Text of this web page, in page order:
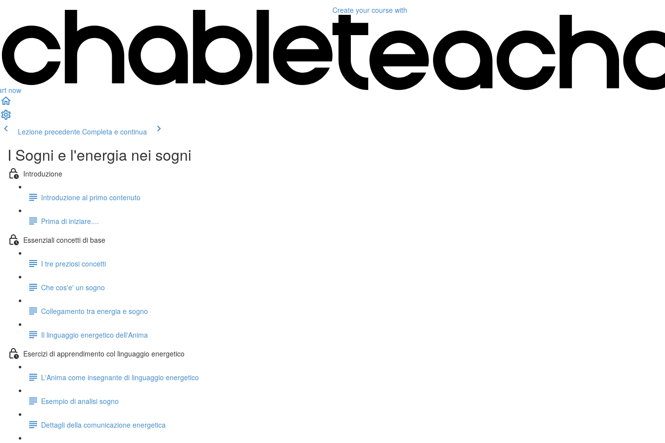
now
Create your course with
Lezione precedente Completa e continua
I Sogni e l'energia nei sogni
Introduzione
Introduzione al primo contenuto
Prima di iniziare....
Essenziali concetti di base
I tre preziosi concetti
Che cos'e' un sogno
Collegamento tra energia e sogno
Il linguaggio energetico dell'Anima
Esercizi di apprendimento col linguaggio energetico
L'Anima come insegnante di linguaggio energetico
Esempio di analisi sogno
Dettagli della comunicazione energetica